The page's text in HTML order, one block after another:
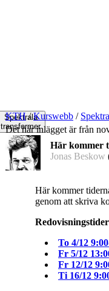
Spektrala
transformer
KTH / Kurswebb /
Det här inlägget är från
Här kommer
Jonas Beskow
Här kommer
genom att skriva
To 4/12
Fr 5/12
Fr 12/12
Ti 16/12